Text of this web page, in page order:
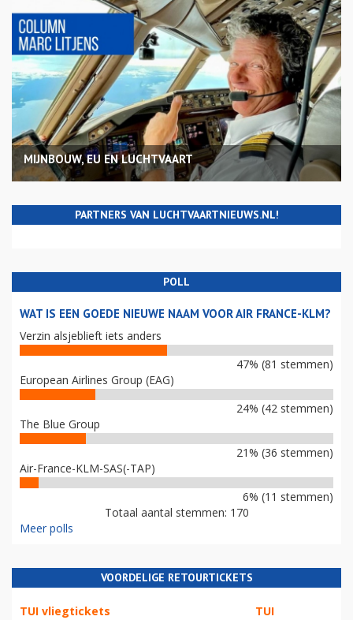
MIJNBOUW, EU EN LUCHTVAART
PARTNERS VAN LUCHTVAARTNIEUWS.NL!
POLL
WAT IS EEN GOEDE NIEUWE NAAM VOOR AIR FRANCE-KLM?
Verzin alsjeblieft iets anders
47% (81 stemmen)
European Airlines Group (EAG)
24% (42 stemmen)
The Blue Group
21% (36 stemmen)
Air-France-KLM-SAS(-TAP)
6% (11 stemmen)
Totaal aantal stemmen: 170
Meer polls
VOORDELIGE RETOURTICKETS
TUI vliegtickets TUI